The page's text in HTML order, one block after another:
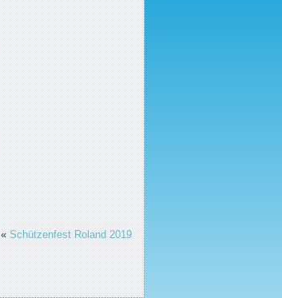
«Schützenfest Roland 2019